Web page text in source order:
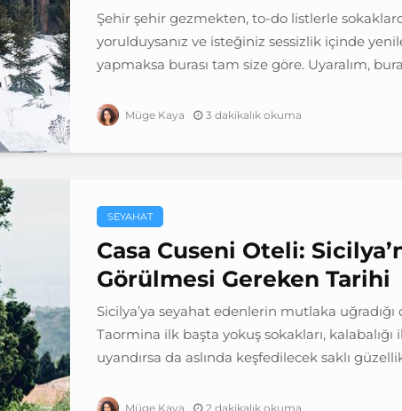
Şehir şehir gezmekten, to-do listlerle
yorulduysanız ve isteğiniz sessizlik içinde
yapmaksa burası tam size göre. Uyaralım,
Müge Kaya 3 dakikalık okuma
SEYAHAT
Casa Cuseni Oteli:
Görülmesi Gereken Tarihi
Sicilya’ya seyahat edenlerin mutlaka
Taormina ilk başta yokuş sokakları,
uyandırsa da aslında keşfedilecek saklı
Müge Kaya 2 dakikalık okuma